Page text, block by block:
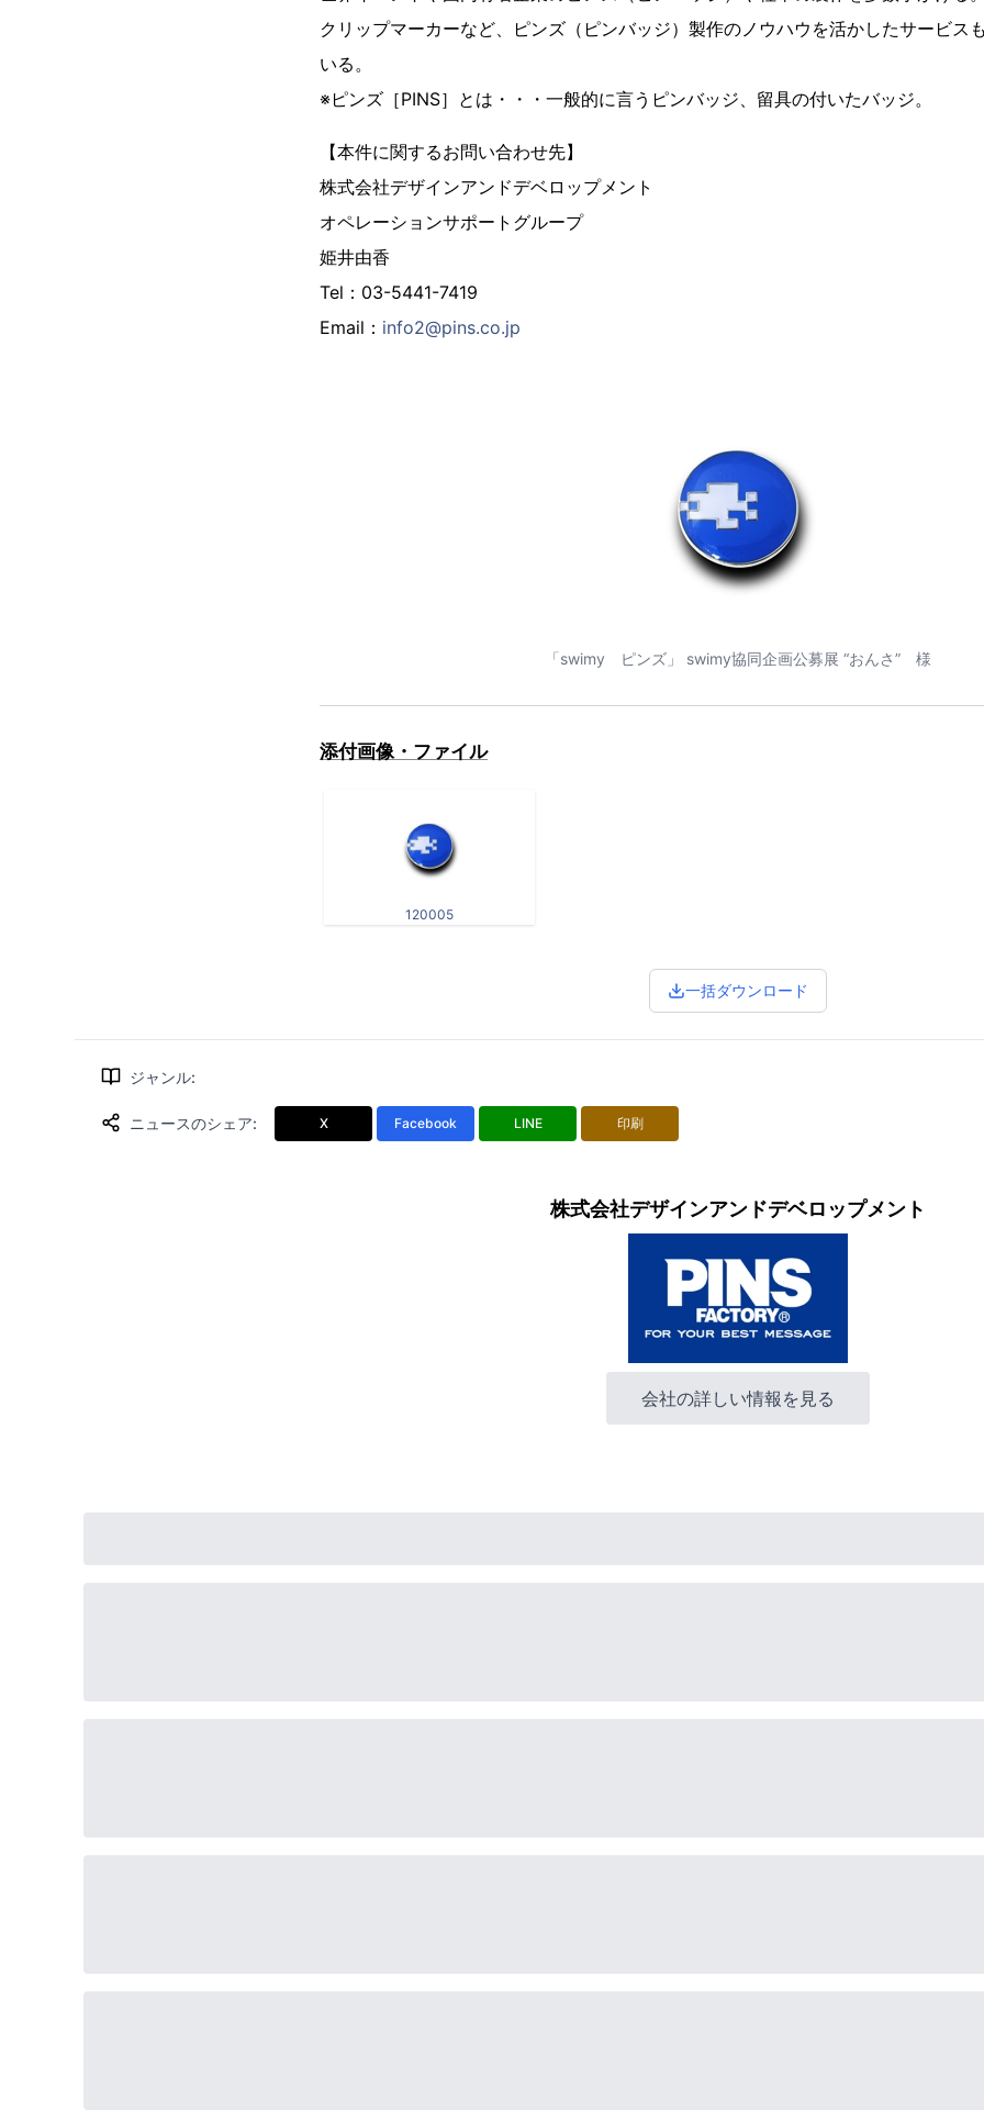
クリップマーカーなど、ピンズ（ピンバッジ）製作のノウハウを活かしたサービス
いる。
※ピンズ［PINS］とは・・・一般的に言うピンバッジ、留具の付いたバッジ。
【本件に関するお問い合わせ先】
株式会社デザインアンドデベロップメント
オペレーションサポートグループ
姫井由香
Tel：03-5441-7419
Email： info2@pins.co.jp
「swimy ピンズ」 swimy協同企画公募展 “おんさ” 様
添付画像・ファイル
120005
一括ダウンロード
ジャンル:
ニュースのシェア: X Facebook LINE 印刷
株式会社デザインアンドデベロップメント
会社の詳しい情報を見る